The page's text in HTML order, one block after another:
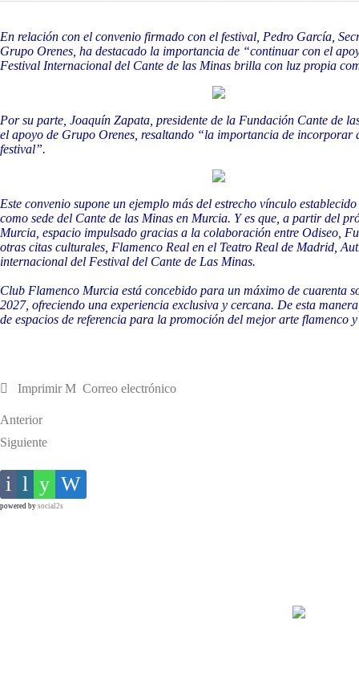
En relación con el convenio firmado con el festival, Pedro García,
Grupo Orenes, ha destacado la importancia de “continuar con el
Festival Internacional del Cante de las Minas brilla con luz propia
Por su parte, Joaquín Zapata, presidente de la Fundación Cante de
el apoyo de Grupo Orenes, resaltando “la importancia de
festival”.
Este convenio supone un ejemplo más del estrecho vínculo
como sede del Cante de las Minas en Murcia. Y es que, a partir del
Murcia, espacio impulsado gracias a la colaboración entre Odiseo,
otras citas culturales, Flamenco Real en el Teatro Real de Madrid,
internacional del Festival del Cante de Las Minas.
Club Flamenco Murcia está concebido para un máximo de cuarenta
2027, ofreciendo una experiencia exclusiva y cercana. De esta
de espacios de referencia para la promoción del mejor arte flamenco
Imprimir Correo electrónico
Anterior
Siguiente
powered by social2s